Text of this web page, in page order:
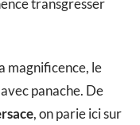
transgresser
magnificence, le
panache. De
, on parie ici sur